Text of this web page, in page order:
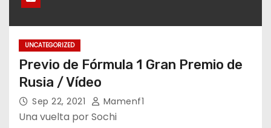
UNCATEGORIZED
Previo de Fórmula 1 Gran Premio de
Rusia / Vídeo
Sep 22, 2021 Mamenf1
Una vuelta por Sochi